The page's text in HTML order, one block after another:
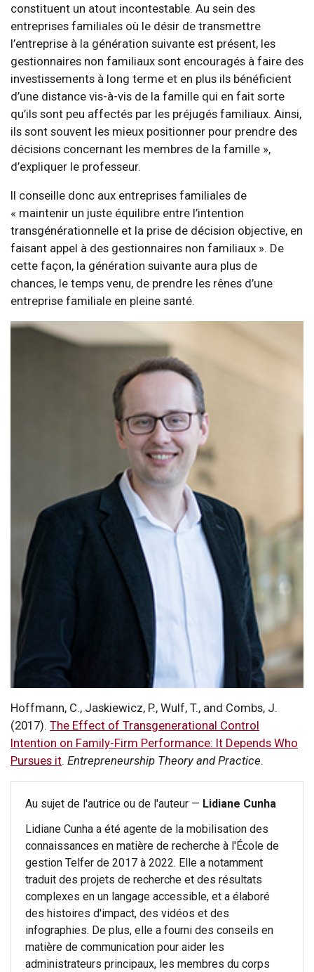
constituent un atout incontestable. Au sein des
entreprises familiales où le désir de transmettre
l’entreprise à la génération suivante est présent, les
gestionnaires non familiaux sont encouragés à faire des
investissements à long terme et en plus ils bénéficient
d’une distance vis-à-vis de la famille qui en fait sorte
qu’ils sont peu affectés par les préjugés familiaux. Ainsi,
ils sont souvent les mieux positionner pour prendre des
décisions concernant les membres de la famille »,
d’expliquer le professeur.
Il conseille donc aux entreprises familiales de
« maintenir un juste équilibre entre l’intention
transgénérationnelle et la prise de décision objective, en
faisant appel à des gestionnaires non familiaux ». De
cette façon, la génération suivante aura plus de
chances, le temps venu, de prendre les rênes d’une
entreprise familiale en pleine santé.
Hoffmann, C., Jaskiewicz, P., Wulf, T., and Combs, J.
(2017). The Effect of Transgenerational Control
Intention on Family-Firm Performance: It Depends Who
Pursues it. Entrepreneurship Theory and Practice.
Au sujet de l'autrice ou de l'auteur — Lidiane Cunha
Lidiane Cunha a été agente de la mobilisation des
connaissances en matière de recherche à l'École de
gestion Telfer de 2017 à 2022. Elle a notamment
traduit des projets de recherche et des résultats
complexes en un langage accessible, et a élaboré
des histoires d'impact, des vidéos et des
infographies. De plus, elle a fourni des conseils en
matière de communication pour aider les
administrateurs principaux, les membres du corps